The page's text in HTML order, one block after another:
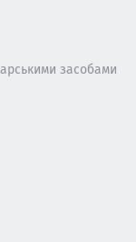
засобами